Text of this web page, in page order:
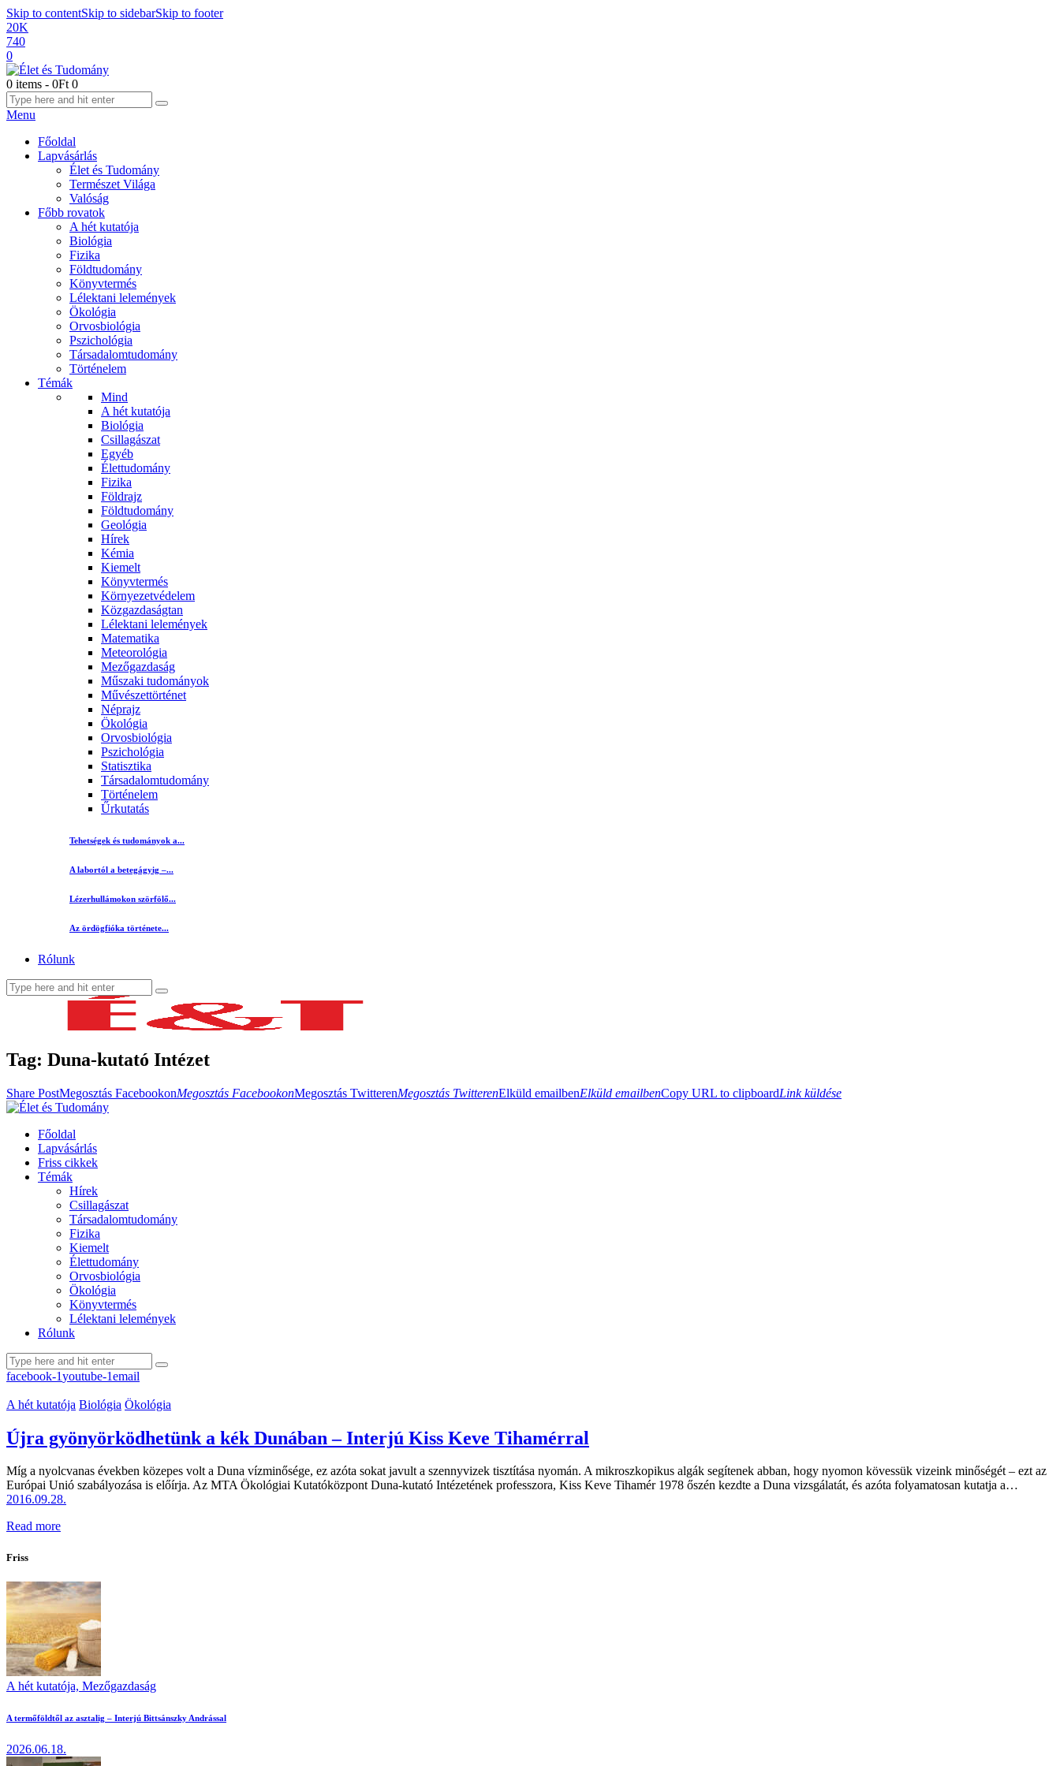
Skip to contentSkip to sidebarSkip to footer
20K
740
0
0 items - 0Ft 0
Menu
Főoldal
Lapvásárlás
Élet és Tudomány
Természet Világa
Valóság
Főbb rovatok
A hét kutatója
Biológia
Fizika
Földtudomány
Könyvtermés
Lélektani lelemények
Ökológia
Orvosbiológia
Pszichológia
Társadalomtudomány
Történelem
Témák
Mind
A hét kutatója
Biológia
Csillagászat
Egyéb
Élettudomány
Fizika
Földrajz
Földtudomány
Geológia
Hírek
Kémia
Kiemelt
Könyvtermés
Környezetvédelem
Közgazdaságtan
Lélektani lelemények
Matematika
Meteorológia
Mezőgazdaság
Műszaki tudományok
Művészettörténet
Néprajz
Ökológia
Orvosbiológia
Pszichológia
Statisztika
Társadalomtudomány
Történelem
Űrkutatás
Tehetségek és tudományok a...
A labortól a betegágyig –...
Lézerhullámokon szörfölő...
Az ördögfióka története...
Rólunk
Tag: Duna-kutató Intézet
Share PostMegosztás FacebookonMegosztás FacebookonMegosztás TwitterenMegosztás TwitterenElküld emailbenElküld emailbenCopy URL to clipboardLink küldése
Főoldal
Lapvásárlás
Friss cikkek
Témák
Hírek
Csillagászat
Társadalomtudomány
Fizika
Kiemelt
Élettudomány
Orvosbiológia
Ökológia
Könyvtermés
Lélektani lelemények
Rólunk
facebook-1youtube-1email
A hét kutatója Biológia Ökológia
Újra gyönyörködhetünk a kék Dunában – Interjú Kiss Keve Tihamérral
Míg a nyolcvanas években közepes volt a Duna vízminősége, ez azóta sokat javult a szennyvizek tisztítása nyomán. A mikroszkopikus algák segítenek abban, hogy nyomon kövessük vizeink minőségét – ezt az
Európai Unió szabályozása is előírja. Az MTA Ökológiai Kutatóközpont Duna-kutató Intézetének professzora, Kiss Keve Tihamér 1978 őszén kezdte a Duna vizsgálatát, és azóta folyamatosan kutatja a…
2016.09.28.
Read more
Friss
A hét kutatója, Mezőgazdaság
A termőföldtől az asztalig – Interjú Bittsánszky Andrással
2026.06.18.